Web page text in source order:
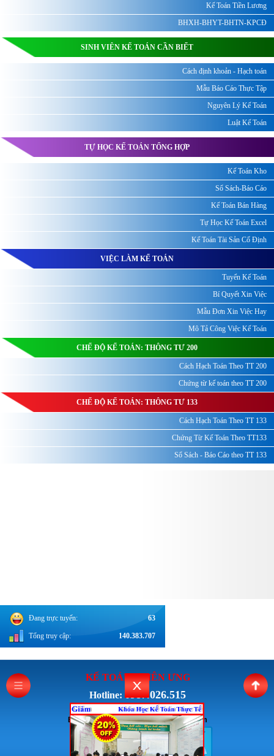
Kế Toán Tiền Lương
BHXH-BHYT-BHTN-KPCĐ
SINH VIÊN KẾ TOÁN CẦN BIẾT
Cách định khoản - Hạch toán
Mẫu Báo Cáo Thực Tập
Nguyên Lý Kế Toán
Luật Kế Toán
TỰ HỌC KẾ TOÁN TỔNG HỢP
Kế Toán Kho
Sổ Sách-Báo Cáo
Kế Toán Bán Hàng
Tự Học Kế Toán Excel
Kế Toán Tài Sản Cố Định
VIỆC LÀM KẾ TOÁN
Tuyển Kế Toán
Bí Quyết Xin Việc
Mẫu Đơn Xin Việc Hay
Mô Tả Công Việc Kế Toán
CHẾ ĐỘ KẾ TOÁN: THÔNG TƯ 200
Cách Hạch Toán Theo TT 200
Chứng từ kế toán theo TT 200
CHẾ ĐỘ KẾ TOÁN: THÔNG TƯ 133
Cách Hạch Toán Theo TT 133
Chứng Từ Kế Toán Theo TT133
Sổ Sách - Báo Cáo theo TT 133
Đang trực tuyến: 63
Tổng truy cập: 140.383.707
KẾ TOÁN THIÊN ƯNG
Hotline: 0987.026.515
Email: Ketoanthienung6868@gmail.com